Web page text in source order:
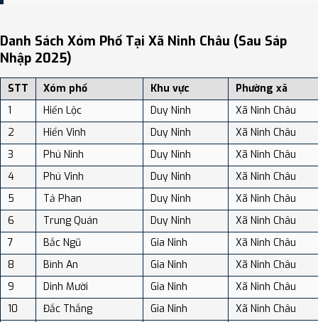
địa điểm tại: VReview.vn - Nền tảng review địa điểm, dịch vụ và du
lịch uy tín tại Việt Nam.
Danh Sách Xóm Phố Tại Xã Ninh Châu (sau Sáp
Nhập 2025)
STT Xóm phố Khu vực
Phường xã
1
Hiển Lộc Duy Ninh
Xã Ninh Châu
2
Hiển Vinh Duy Ninh
Xã Ninh Châu
3
Phú Ninh Duy Ninh
Xã Ninh Châu
4
Phú Vinh Duy Ninh
Xã Ninh Châu
5
Tả Phan Duy Ninh
Xã Ninh Châu
6
Trung Quán Duy Ninh
Xã Ninh Châu
7
Bắc Ngũ Gia Ninh
Xã Ninh Châu
8
Bình An Gia Ninh
Xã Ninh Châu
9
Dinh Mười Gia Ninh
Xã Ninh Châu
10
Đắc Thắng Gia Ninh
Xã Ninh Châu